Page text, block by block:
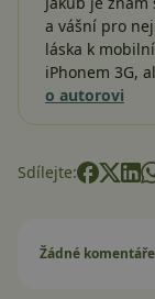
a vášní pro
láska k
iPhonem 3G,
o autorovi
Sdílejte:
Žádné komentáře